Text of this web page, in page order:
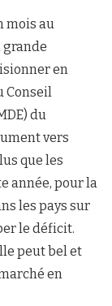
mois au
grande
en
Conseil
du
vers
que les
année, pour la
les pays sur
le déficit.
peut bel et
en